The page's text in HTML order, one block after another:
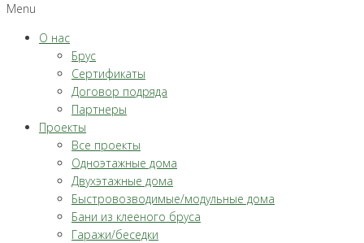
Menu
О нас
Брус
Сертификаты
Договор подряда
Партнеры
Проекты
Все проекты
Одноэтажные дома
Двухэтажные дома
Быстровозводимые/модульные дома
Бани из клееного бруса
Гаражи/беседки